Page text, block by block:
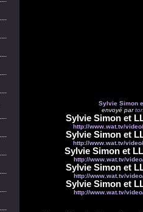
Sylvie Simon
envoyé par
Sylvie Simon et
http://www.wat.tv/
Sylvie Simon et
http://www.wat.tv/
Sylvie Simon et
http://www.wat.tv/
Sylvie Simon et
http://www.wat.tv/
Sylvie Simon et
http://www.wat.tv/